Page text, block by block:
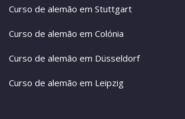
Curso de alemão em Stuttgart
Curso de alemão em Colónia
Curso de alemão em Düsseldorf
Curso de alemão em Leipzig